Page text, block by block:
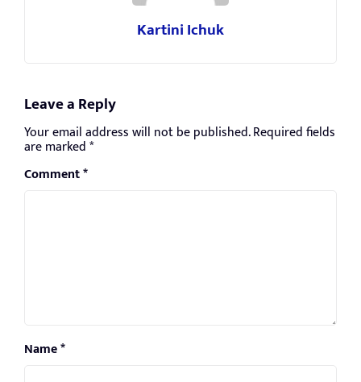
Kartini Ichuk
Leave a Reply
Your email address will not be published.Required fields
are marked*
Comment*
Name*